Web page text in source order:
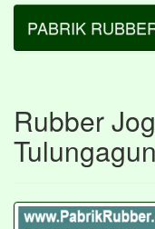
PABRIK
Rubber